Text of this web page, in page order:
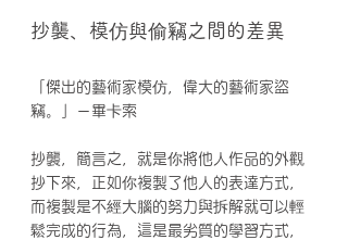
抄襲、模仿與偷竊之間的差異
「傑出的藝術家模仿，偉大的藝術家盜
竊。」－畢卡索
抄襲，簡言之，就是你將他人作品的外觀
抄下來，正如你複製了他人的表達方式，
而複製是不經大腦的努力與拆解就可以輕
鬆完成的行為，這是最劣質的學習方式，